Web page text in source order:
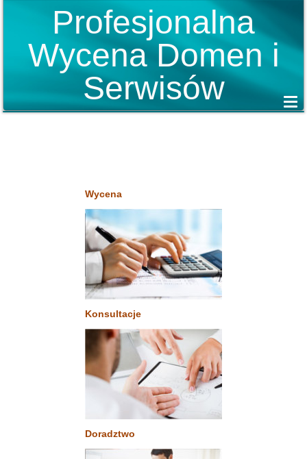
Profesjonalna
Wycena Domen i
Serwisów
Wycena
Konsultacje
Doradztwo